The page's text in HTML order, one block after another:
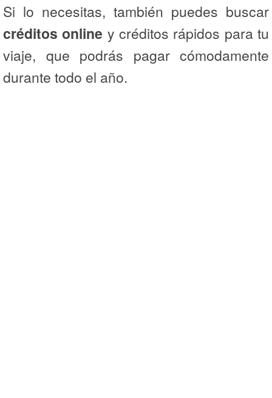
Si lo necesitas, también puedes buscar
créditos online y créditos rápidos para tu
viaje, que podrás pagar cómodamente
durante todo el año.